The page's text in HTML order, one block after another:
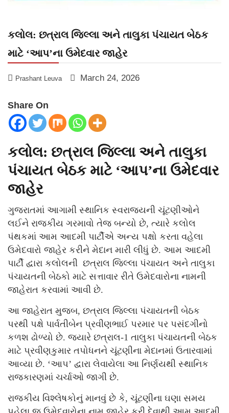
કલોલ: છત્રાલ જિલ્લા અને તાલુકા પંચાયત બેઠક
માટે ‘આપ’ના ઉમેદવાર જાહેર
Prashant Leuva March 24, 2026
Share On
કલોલ: છત્રાલ જિલ્લા અને તાલુકા
પંચાયત બેઠક માટે ‘આપ’ના ઉમેદવાર
જાહેર
ગુજરાતમાં આગામી સ્થાનિક સ્વરાજ્યની ચૂંટણીઓને
લઈને રાજકીય ગરમાવો તેજ બન્યો છે, ત્યારે કલોલ
પંથકમાં આમ આદમી પાર્ટીએ અન્ય પક્ષો કરતા વહેલા
ઉમેદવારો જાહેર કરીને મેદાન મારી લીધું છે. આમ આદમી
પાર્ટી દ્વારા કલોલની છત્રાલ જિલ્લા પંચાયત અને તાલુકા
પંચાયતની બેઠકો માટે સત્તાવાર રીતે ઉમેદવારોના નામની
જાહેરાત કરવામાં આવી છે.
આ જાહેરાત મુજબ, છત્રાલ જિલ્લા પંચાયતની બેઠક
પરથી પક્ષે પાર્વતીબેન પ્રવીણભાઈ પરમાર પર પસંદગીનો
કળશ ઢોળ્યો છે. જ્યારે છત્રાલ-1 તાલુકા પંચાયતની બેઠક
માટે પ્રવીણકુમાર તપોધનને ચૂંટણીના મેદાનમાં ઉતારવામાં
આવ્યા છે. ‘આપ’ દ્વારા લેવાયેલા આ નિર્ણયથી સ્થાનિક
રાજકારણમાં ચર્ચાઓ જાગી છે.
રાજકીય વિશ્લેષકોનું માનવું છે કે, ચૂંટણીના ઘણા સમય